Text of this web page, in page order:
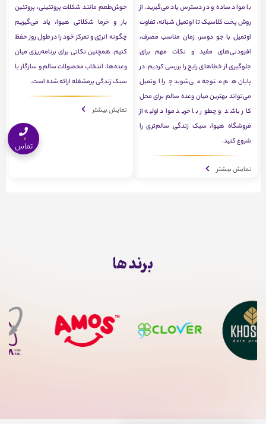
با مواد ساده و در دسترس یاد می‌گیرید. از
روش پخت کلاسیک تا اوتمیل شبانه، تفاوت
اوتمیل با جو دوسر، زمان مناسب مصرف،
افزودنی‌های مفید و نکات مهم برای
جلوگیری از خطاهای رایج را بررسی کردیم. در
پایان هم متوجه می‌شوید چرا اوتمیل
می‌تواند بهترین میان وعده سالم برای محل
کار باشد و چطور با خرید مواد اولیه از
فروشگاه هیوا، سبک زندگی سالم‌تری را
شروع کنید.
نمایش بیشتر
خوش‌طعم مانند شکلات پروتئینی، پروتئین
بار و خرما شکلاتی هیوا، یاد می‌گیریم
چگونه انرژی و تمرکز خود را در طول روز حفظ
کنیم. همچنین نکاتی برای برنامه‌ریزی میان
وعده‌ها، انتخاب محصولات سالم و سازگار با
سبک زندگی پرمشغله ارائه شده است.
نمایش بیشتر
برند ها
تماس